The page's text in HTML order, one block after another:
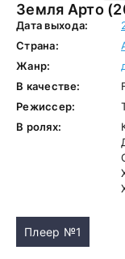
Дата выхода:
Страна:
Жанр:
В качестве:
Режиссер:
В ролях:
Плеер №1